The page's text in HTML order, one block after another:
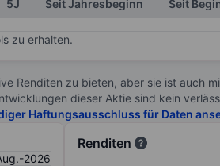
5J Seit Jahresbeginn Seit
zu erhalten.
Renditen zu bieten, aber sie ist auch
dieser Aktie sind kein
Haftungsausschluss für Daten
2026
Renditen